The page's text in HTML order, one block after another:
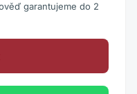
garantujeme do 2